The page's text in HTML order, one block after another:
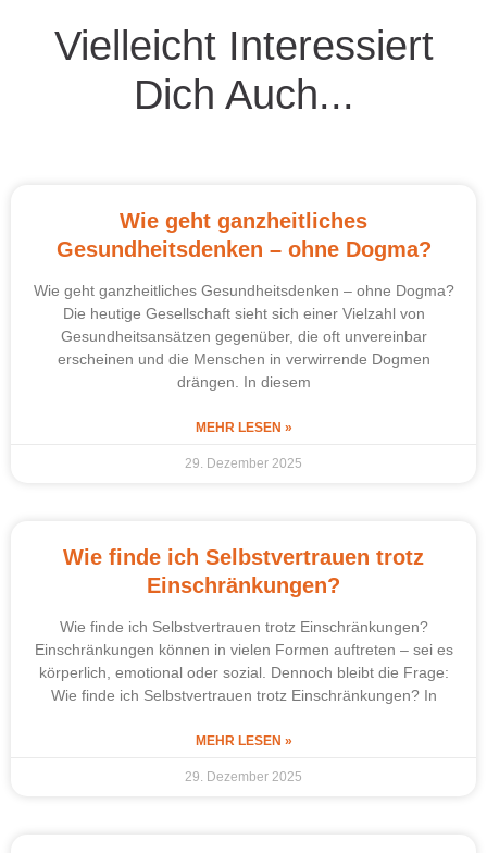
Vielleicht Interessiert
Dich Auch...
Wie geht ganzheitliches
Gesundheitsdenken – ohne Dogma?
Wie geht ganzheitliches Gesundheitsdenken – ohne Dogma?
Die heutige Gesellschaft sieht sich einer Vielzahl von
Gesundheitsansätzen gegenüber, die oft unvereinbar
erscheinen und die Menschen in verwirrende Dogmen
drängen. In diesem
MEHR LESEN »
29. Dezember 2025
Wie finde ich Selbstvertrauen trotz
Einschränkungen?
Wie finde ich Selbstvertrauen trotz Einschränkungen?
Einschränkungen können in vielen Formen auftreten – sei es
körperlich, emotional oder sozial. Dennoch bleibt die Frage:
Wie finde ich Selbstvertrauen trotz Einschränkungen? In
MEHR LESEN »
29. Dezember 2025